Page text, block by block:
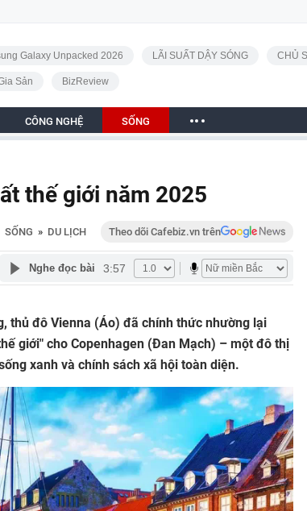
Galaxy Unpacked 2026 LÃI SUẤT DẬY SÓNG CHỦ
Sản BizReview
CÔNG NGHỆ SỐNG
thế giới năm 2025
SỐNG » DU LỊCH Theo dõi Cafebiz.vn trên
Nghe đọc bài 3:57
thủ đô Vienna (Áo) đã chính thức nhường lại
giới" cho Copenhagen (Đan Mạch) – một đô thị
xanh và chính sách xã hội toàn diện.